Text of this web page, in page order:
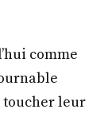
comme
toucher leur